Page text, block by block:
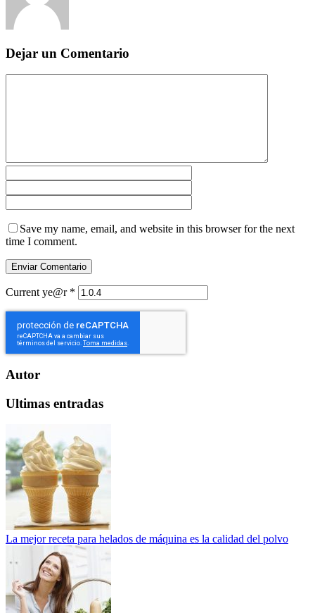
Dejar un Comentario
Save my name, email, and website in this browser for the next
time I comment.
Current ye@r *
Autor
Ultimas entradas
La mejor receta para helados de máquina es la calidad del polvo